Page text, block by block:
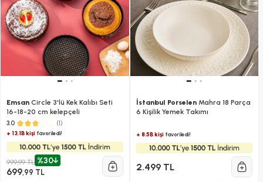
Emsan Circle 3'lü Kek Kalıbı Seti
16-18-20 cm kelepçeli
3.0 (1)
+ 13.1B kişi favoriledi!
999,99 TL %30
699,99 TL
İstanbul PorselenMahra 18 Parça
6 Kişilik Yemek Takımı
+ 8.5B kişifavoriledi!
2.499 TL